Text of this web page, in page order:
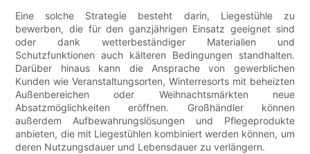
Eine solche Strategie besteht darin, Liegestühle zu
bewerben, die für den ganzjährigen Einsatz geeignet sind
oder dank wetterbeständiger Materialien und
Schutzfunktionen auch kälteren Bedingungen standhalten.
Darüber hinaus kann die Ansprache von gewerblichen
Kunden wie Veranstaltungsorten, Winterresorts mit beheizten
Außenbereichen oder Weihnachtsmärkten neue
Absatzmöglichkeiten eröffnen. Großhändler können
außerdem Aufbewahrungslösungen und Pflegeprodukte
anbieten, die mit Liegestühlen kombiniert werden können, um
deren Nutzungsdauer und Lebensdauer zu verlängern.